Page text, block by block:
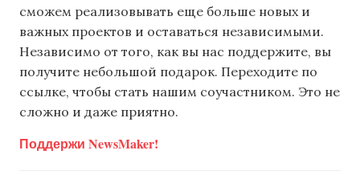
сможем реализовывать еще больше новых и
важных проектов и оставаться независимыми.
Независимо от того, как вы нас поддержите, вы
получите небольшой подарок. Переходите по
ссылке, чтобы стать нашим соучастником. Это не
сложно и даже приятно.
Поддержи NewsMaker!